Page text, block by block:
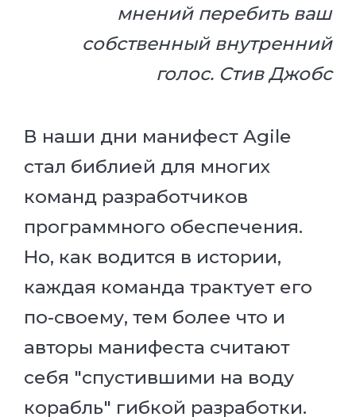
мнений перебить ваш
собственный внутренний
голос. Стив Джобс
В наши дни манифест Agile
стал библией для многих
команд разработчиков
программного обеспечения.
Но, как водится в истории,
каждая команда трактует его
по-своему, тем более что и
авторы манифеста считают
себя "спустившими на воду
корабль" гибкой разработки.